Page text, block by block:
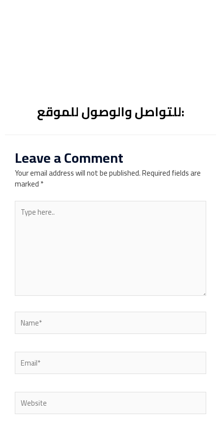
للتواصل والوصول للموقع:
Leave a Comment
Your email address will not be published.Required fields are
marked*
Type
here..
Name*
Email*
Website